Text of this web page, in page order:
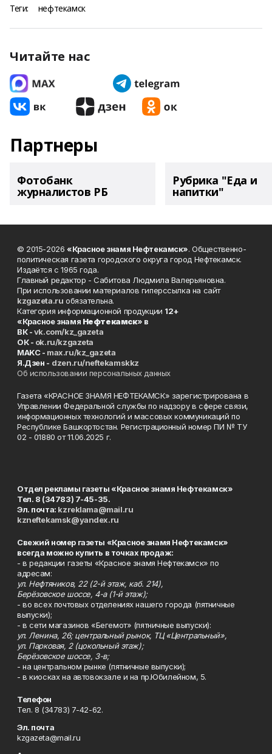
Теги: нефтекамск
Читайте нас
Партнеры
Фотобанк
журналистов РБ
Рубрика "Еда и
напитки"
© 2015-2026 «Красное знамя Нефтекамск». Общественно-
политическая газета городского округа город Нефтекамск.
Издаётся с 1965 года.
Главный редактор - Сабитова Людмила Валерьяновна.
При использовании материалов гиперссылка на сайт
kzgazeta.ru обязательна.
Категория информационной продукции 12+
«Красное знамя Нефтекамск» в
ВК -vk.com/kz_gazeta
ОК - ok.ru/kzgazeta
MAKC - max.ru/kz_gazeta
Я.Дзен - dzen.ru/neftekamskkz
Об использовании персональных данных
Газета «КРАСНОЕ ЗНАМЯ НЕФТЕКАМСК» зарегистрирована в
Управлении Федеральной службы по надзору в сфере связи,
информационных технологий и массовых коммуникаций по
Республике Башкортостан. Регистрационный номер ПИ № ТУ
02 - 01880 от 11.06.2025 г.
Отдел рекламы газеты «Красное знамя Нефтекамск»
Тел. 8 (34783) 7-45-35.
Эл. почта: kzreklama@mail.ru
kzneftekamsk@yandex.ru
Свежий номер газеты «Красное знамя Нефтекамск»
всегда можно купить в точках продаж:
- в редакции газеты «Красное знамя Нефтекамск» по
адресам:
ул. Нефтяников, 22 (2-й этаж, каб. 214),
Берёзовское шоссе, 4-а (1-й этаж);
- во всех почтовых отделениях нашего города (пятничные
выпуски);
- в сети магазинов «Бегемот» (пятничные выпуски):
ул. Ленина, 26; центральный рынок, ТЦ «Центральный»,
ул. Парковая, 2 (цокольный этаж);
Берёзовское шоссе, 3-в;
- на центральном рынке (пятничные выпуски);
- в киосках на автовокзале и на пр.Юбилейном, 5.
Телефон
Тел. 8 (34783) 7-42-62.
Эл. почта
kzgazeta@mail.ru